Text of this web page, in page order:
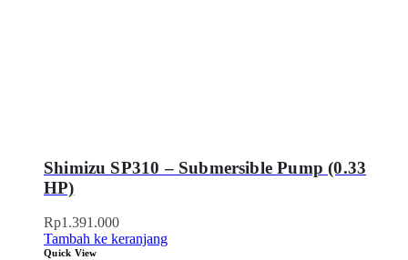
Shimizu SP310 – Submersible Pump (0.33
HP)
Rp1.391.000
Tambah ke keranjang
Quick View